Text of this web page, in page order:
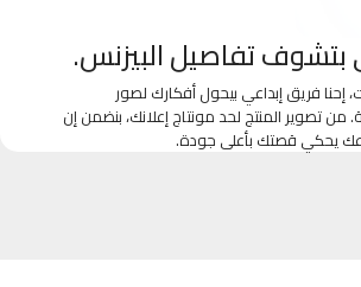
بتشوف تفاصيل البيزنس.
فريق إبداعي بيحول أفكارك لصور
من تصوير المنتج لحد مونتاج إعلانك، بنضمن إن
يحكي قصتك بأعلى جودة.